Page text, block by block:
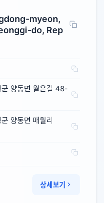
myeon,
do, Rep
군 양동면 월은길 48-
양동면 매월리
상세보기